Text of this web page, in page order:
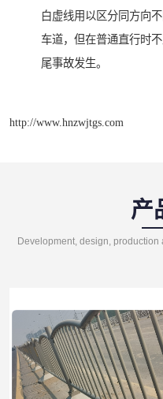
白虚线用以区分同方向
车道，但在普通直行时
尾事故发生。
http://www.hnzwjtgs.com
产